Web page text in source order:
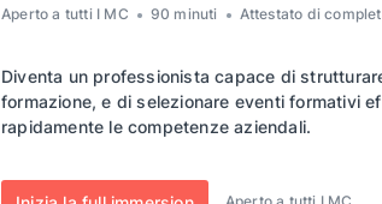
Aperto a tutti I MC 90 minuti Attestato di
Diventa un professionista capace di
formazione, e di selezionare eventi formativi
rapidamente le competenze aziendali.